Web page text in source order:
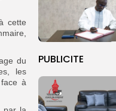
PUBLICITE
cette
du
les
à